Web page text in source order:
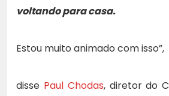
voltando para casa.
Estou muito animado com isso”,
disse Paul Chodas, diretor do